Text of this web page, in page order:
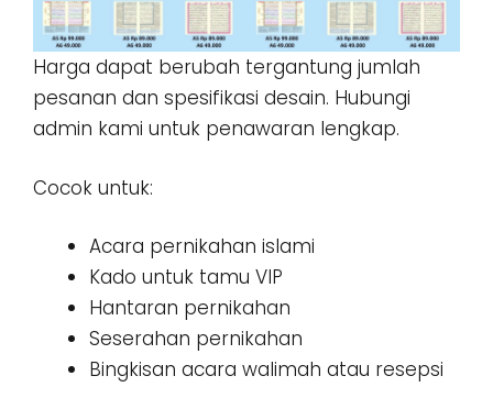
Harga dapat berubah tergantung jumlah
pesanan dan spesifikasi desain. Hubungi
admin kami untuk penawaran lengkap.
Cocok untuk:
Acara pernikahan islami
Kado untuk tamu VIP
Hantaran pernikahan
Seserahan pernikahan
Bingkisan acara walimah atau resepsi